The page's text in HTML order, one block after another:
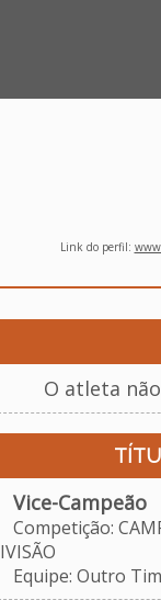
Link do perfil:
O atleta
Vice-Campeão
Outro